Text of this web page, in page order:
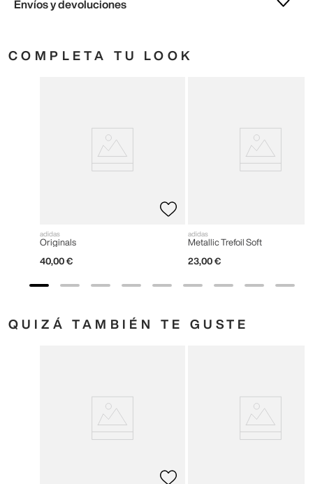
Envíos y devoluciones
COMPLETA TU LOOK
adidas
Originals
40,00 €
adidas
Metallic Trefoil Soft
23,00 €
QUIZÁ TAMBIÉN TE GUSTE